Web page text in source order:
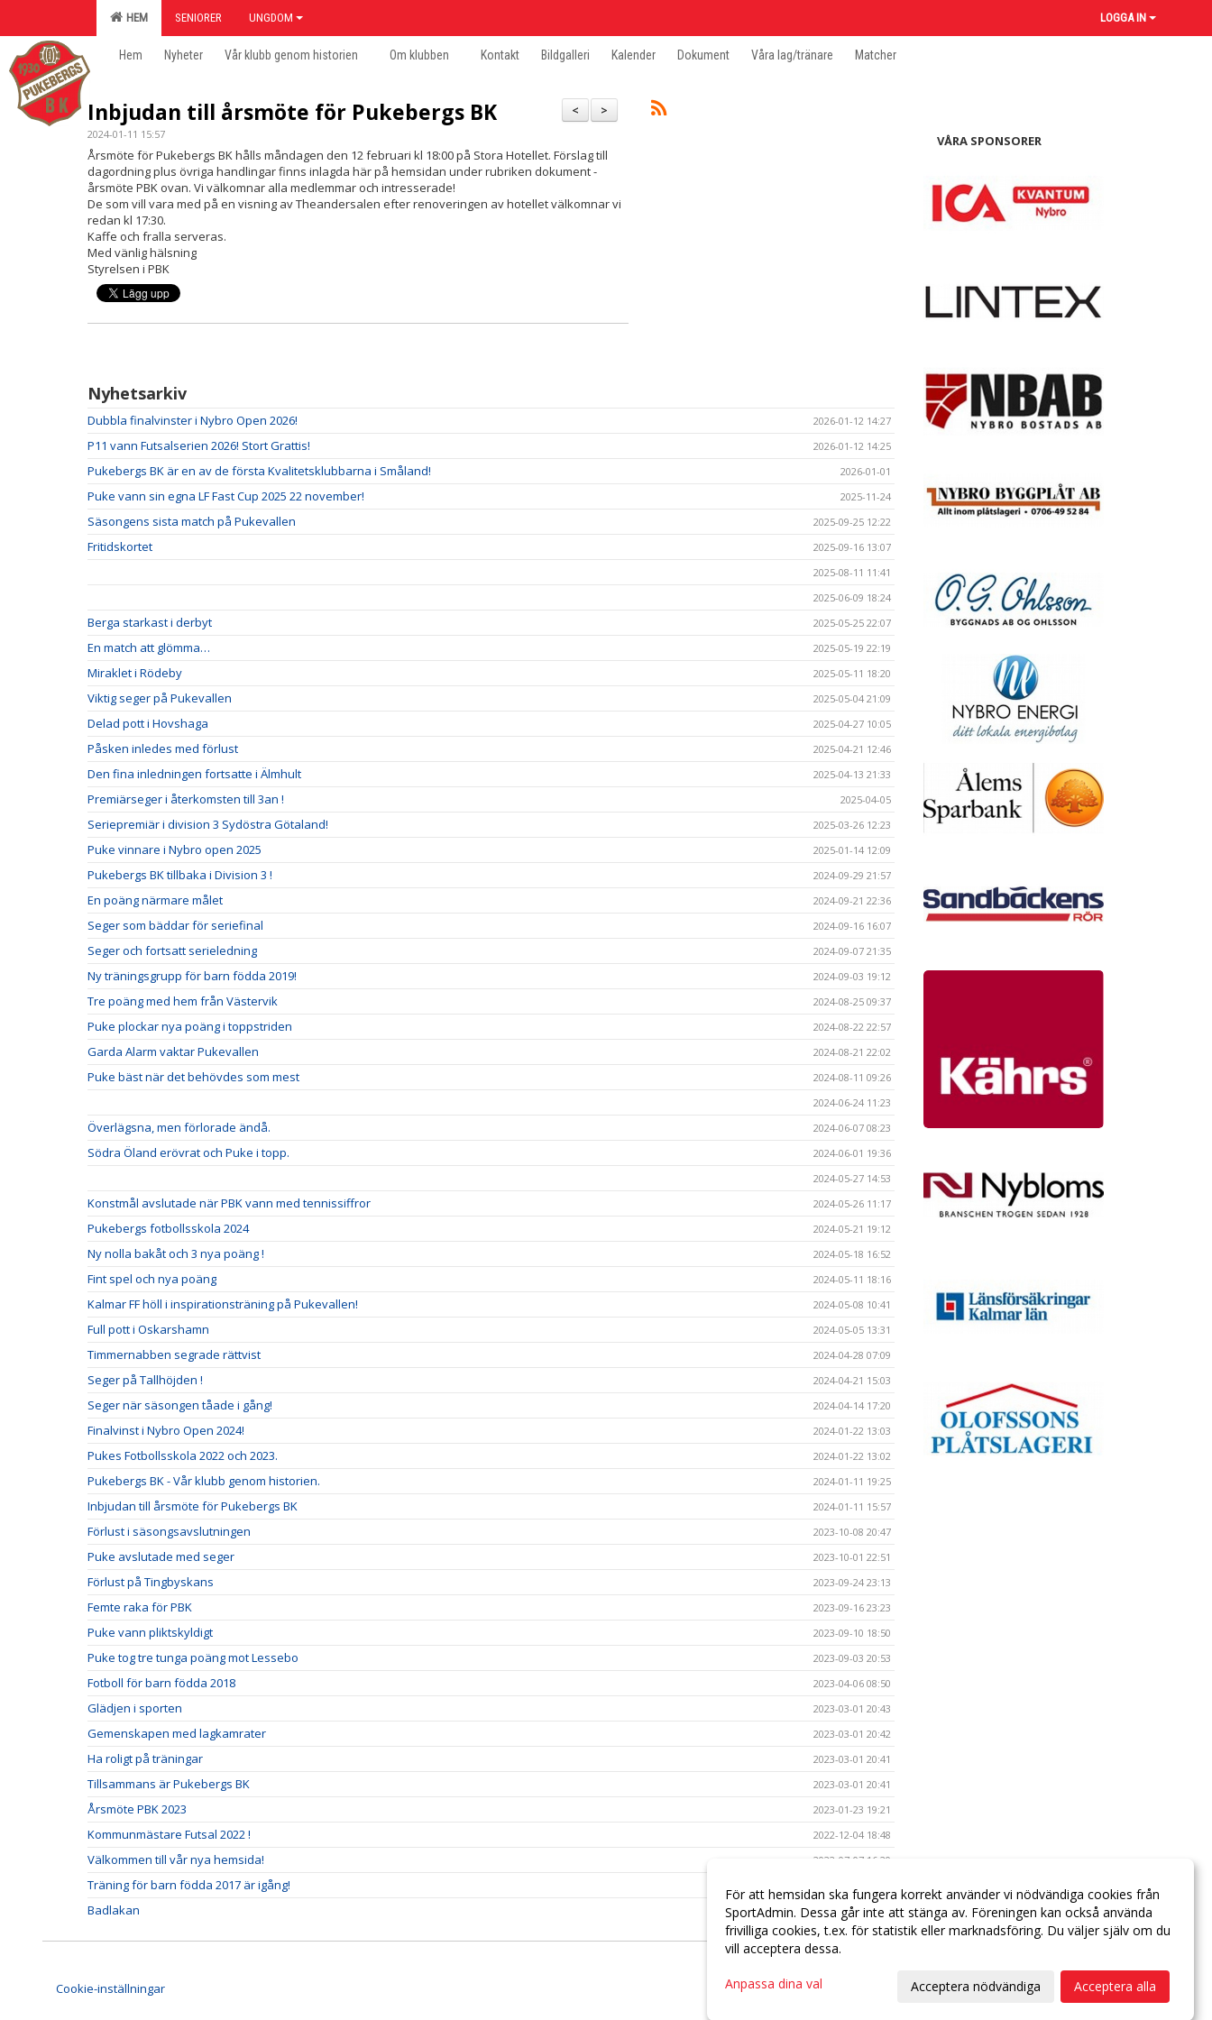
HEM SENIORER UNGDOM LOGGA IN
Hem Nyheter Vår klubb genom historien Om klubben Kontakt Bildgalleri Kalender Dokument Våra lag/tränare Matcher
>
<
Inbjudan till årsmöte för Pukebergs BK
2024-01-11 15:57
Årsmöte för Pukebergs BK hålls måndagen den 12 februari kl 18:00 på Stora Hotellet. Förslag till
dagordning plus övriga handlingar finns inlagda här på hemsidan under rubriken dokument -
årsmöte PBK ovan. Vi välkomnar alla medlemmar och intresserade!
De som vill vara med på en visning av Theandersalen efter renoveringen av hotellet välkomnar vi
redan kl 17:30.
Kaffe och fralla serveras.
Med vänlig hälsning
Styrelsen i PBK
Nyhetsarkiv
Dubbla finalvinster i Nybro Open 2026! 2026-01-12 14:27
P11 vann Futsalserien 2026! Stort Grattis! 2026-01-12 14:25
Pukebergs BK är en av de första Kvalitetsklubbarna i Småland! 2026-01-01
Puke vann sin egna LF Fast Cup 2025 22 november! 2025-11-24
Säsongens sista match på Pukevallen 2025-09-25 12:22
Fritidskortet
2025-09-16 13:07
2025-08-11 11:41
2025-06-09 18:24
Berga starkast i derbyt 2025-05-25 22:07
En match att glömma… 2025-05-19 22:19
Miraklet i Rödeby 2025-05-11 18:20
Viktig seger på Pukevallen 2025-05-04 21:09
Delad pott i Hovshaga 2025-04-27 10:05
Påsken inledes med förlust 2025-04-21 12:46
Den fina inledningen fortsatte i Älmhult 2025-04-13 21:33
Premiärseger i återkomsten till 3an ! 2025-04-05
Seriepremiär i division 3 Sydöstra Götaland! 2025-03-26 12:23
Puke vinnare i Nybro open 2025 2025-01-14 12:09
Pukebergs BK tillbaka i Division 3 ! 2024-09-29 21:57
En poäng närmare målet 2024-09-21 22:36
Seger som bäddar för seriefinal 2024-09-16 16:07
Seger och fortsatt serieledning 2024-09-07 21:35
Ny träningsgrupp för barn födda 2019! 2024-09-03 19:12
Tre poäng med hem från Västervik 2024-08-25 09:37
Puke plockar nya poäng i toppstriden 2024-08-22 22:57
Garda Alarm vaktar Pukevallen 2024-08-21 22:02
Puke bäst när det behövdes som mest
2024-08-11 09:26
2024-06-24 11:23
Överlägsna, men förlorade ändå. 2024-06-07 08:23
Södra Öland erövrat och Puke i topp.
2024-06-01 19:36
2024-05-27 14:53
Konstmål avslutade när PBK vann med tennissiffror 2024-05-26 11:17
Pukebergs fotbollsskola 2024 2024-05-21 19:12
Ny nolla bakåt och 3 nya poäng ! 2024-05-18 16:52
Fint spel och nya poäng 2024-05-11 18:16
Kalmar FF höll i inspirationsträning på Pukevallen! 2024-05-08 10:41
Full pott i Oskarshamn 2024-05-05 13:31
Timmernabben segrade rättvist 2024-04-28 07:09
Seger på Tallhöjden ! 2024-04-21 15:03
Seger när säsongen tåade i gång! 2024-04-14 17:20
Finalvinst i Nybro Open 2024! 2024-01-22 13:03
Pukes Fotbollsskola 2022 och 2023. 2024-01-22 13:02
Pukebergs BK - Vår klubb genom historien. 2024-01-11 19:25
Inbjudan till årsmöte för Pukebergs BK 2024-01-11 15:57
Förlust i säsongsavslutningen 2023-10-08 20:47
Puke avslutade med seger 2023-10-01 22:51
Förlust på Tingbyskans 2023-09-24 23:13
Femte raka för PBK 2023-09-16 23:23
Puke vann pliktskyldigt 2023-09-10 18:50
Puke tog tre tunga poäng mot Lessebo 2023-09-03 20:53
Fotboll för barn födda 2018 2023-04-06 08:50
Glädjen i sporten 2023-03-01 20:43
Gemenskapen med lagkamrater 2023-03-01 20:42
Ha roligt på träningar 2023-03-01 20:41
Tillsammans är Pukebergs BK 2023-03-01 20:41
Årsmöte PBK 2023 2023-01-23 19:21
Kommunmästare Futsal 2022 ! 2022-12-04 18:48
Välkommen till vår nya hemsida! 2022-07-07 16:20
Träning för barn födda 2017 är igång!
Badlakan 2021-11-01 16:10
VÅRA SPONSORER
Cookie-inställningar
För att hemsidan ska fungera korrekt använder vi nödvändiga cookies från
SportAdmin. Dessa går inte att stänga av. Föreningen kan också använda
frivilliga cookies, t.ex. för statistik eller marknadsföring. Du väljer själv om du
vill acceptera dessa.
Anpassa dina val Acceptera nödvändiga Acceptera alla